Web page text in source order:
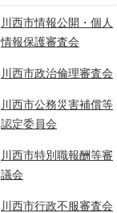
川西市情報公開・個人
情報保護審査会
川西市政治倫理審査会
川西市公務災害補償等
認定委員会
川西市特別職報酬等審
議会
川西市行政不服審査会